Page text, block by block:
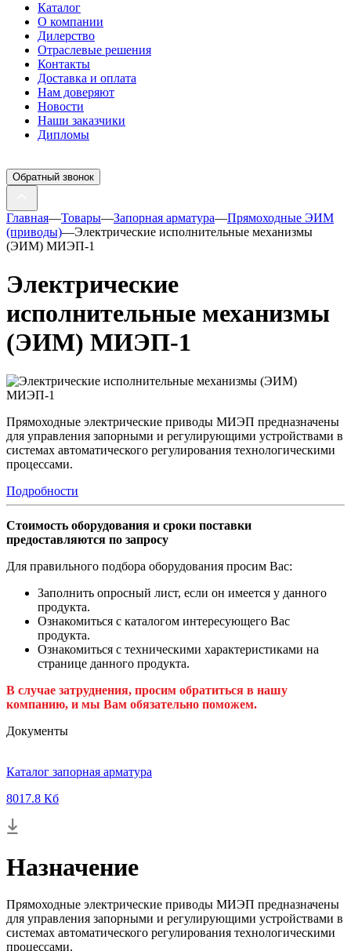
Каталог
О компании
Дилерство
Отраслевые решения
Контакты
Доставка и оплата
Нам доверяют
Новости
Наши заказчики
Дипломы
Обратный звонок
Главная—Товары—Запорная арматура—Прямоходные ЭИМ
(приводы)—Электрические исполнительные механизмы
(ЭИМ) МИЭП-1
Электрические
исполнительные механизмы
(ЭИМ) МИЭП-1
Пря­моход­ные элек­три­чес­кие при­воды МИ­ЭП пред­назна­чены
для уп­равле­ния за­пор­ны­ми и ре­гули­ру­ющи­ми ус­трой­ства­ми в
сис­те­мах ав­то­мати­чес­ко­го ре­гули­рова­ния тех­но­логи­чес­ки­ми
про­цес­са­ми.
Подробности
Стоимость оборудования и сроки поставки
предоставляются по запросу
Для правильного подбора оборудования просим Вас:
Заполнить опросный лист, если он имеется у данного
продукта.
Ознакомиться с каталогом интересующего Вас
продукта.
Ознакомиться с техническими характеристиками на
странице данного продукта.
В случае затруднения, просим обратиться в нашу
компанию, и мы Вам обязательно поможем.
Документы
Каталог запорная арматура
8017.8 Кб
Назначение
Пря­моход­ные элек­три­чес­кие при­воды МИ­ЭП пред­назна­чены
для уп­равле­ния за­пор­ны­ми и ре­гули­ру­ющи­ми ус­трой­ства­ми в
сис­те­мах ав­то­мати­чес­ко­го ре­гули­рова­ния тех­но­логи­чес­ки­ми
про­цес­са­ми.